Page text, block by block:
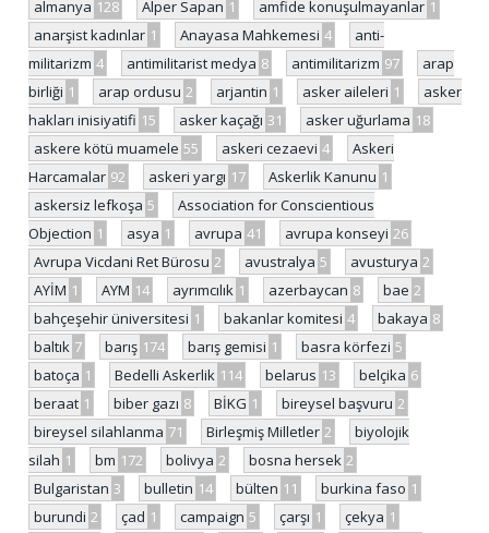
almanya 128 Alper Sapan 1 amfide konuşulmayanlar 1
anarşist kadınlar 1 Anayasa Mahkemesi 4
anti-
militarizm 4 antimilitarist medya 8 antimilitarizm 97
arap
birliği 1 arap ordusu 2 arjantin 1 asker aileleri 1
asker
hakları inisiyatifi 15 asker kaçağı 31 asker uğurlama 18
askere kötü muamele 55 askeri cezaevi 4
Askeri
Harcamalar 92 askeri yargı 17 Askerlik Kanunu 1
askersiz lefkoşa 5
Association for Conscientious
Objection 1 asya 1 avrupa 41 avrupa konseyi 26
Avrupa Vicdani Ret Bürosu 2 avustralya 5 avusturya 2
AYİM 1 AYM 14 ayrımcılık 1 azerbaycan 8 bae 2
bahçeşehir üniversitesi 1 bakanlar komitesi 4 bakaya 8
baltık 7 barış 174 barış gemisi 1 basra körfezi 5
batoça 1 Bedelli Askerlik 114 belarus 13 belçika 6
beraat 1 biber gazı 8 BİKG 1 bireysel başvuru 2
bireysel silahlanma 71 Birleşmiş Milletler 2
biyolojik
silah 1 bm 172 bolivya 2 bosna hersek 2
Bulgaristan 3 bulletin 14 bülten 11 burkina faso 1
burundi 2 çad 1 campaign 5 çarşı 1 çekya 1